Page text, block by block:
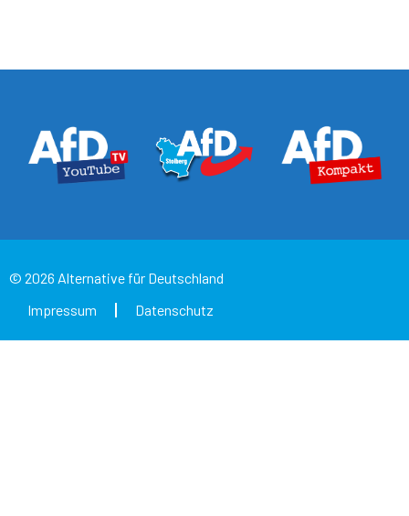
© 2026 Alternative für Deutschland
Impressum
Datenschutz